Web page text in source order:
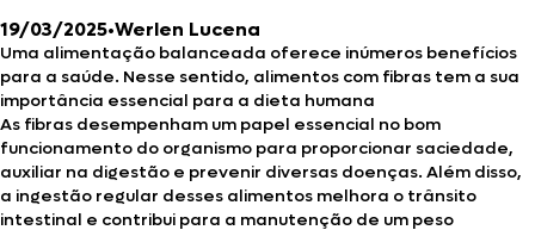
19/03/2025•Werlen Lucena
Uma alimentação balanceada oferece inúmeros benefícios
para a saúde. Nesse sentido, alimentos com fibras tem a sua
importância essencial para a dieta humana
As fibras desempenham um papel essencial no bom
funcionamento do organismo para proporcionar saciedade,
auxiliar na digestão e prevenir diversas doenças. Além disso,
a ingestão regular desses alimentos melhora o trânsito
intestinal e contribui para a manutenção de um peso